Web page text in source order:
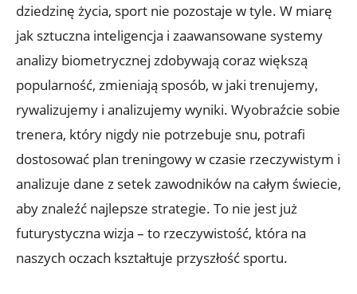
dziedzinę życia, sport nie pozostaje w tyle. W miarę
jak sztuczna inteligencja i zaawansowane systemy
analizy biometrycznej zdobywają coraz większą
popularność, zmieniają sposób, w jaki trenujemy,
rywalizujemy i analizujemy wyniki. Wyobraźcie sobie
trenera, który nigdy nie potrzebuje snu, potrafi
dostosować plan treningowy w czasie rzeczywistym i
analizuje dane z setek zawodników na całym świecie,
aby znaleźć najlepsze strategie. To nie jest już
futurystyczna wizja – to rzeczywistość, która na
naszych oczach kształtuje przyszłość sportu.